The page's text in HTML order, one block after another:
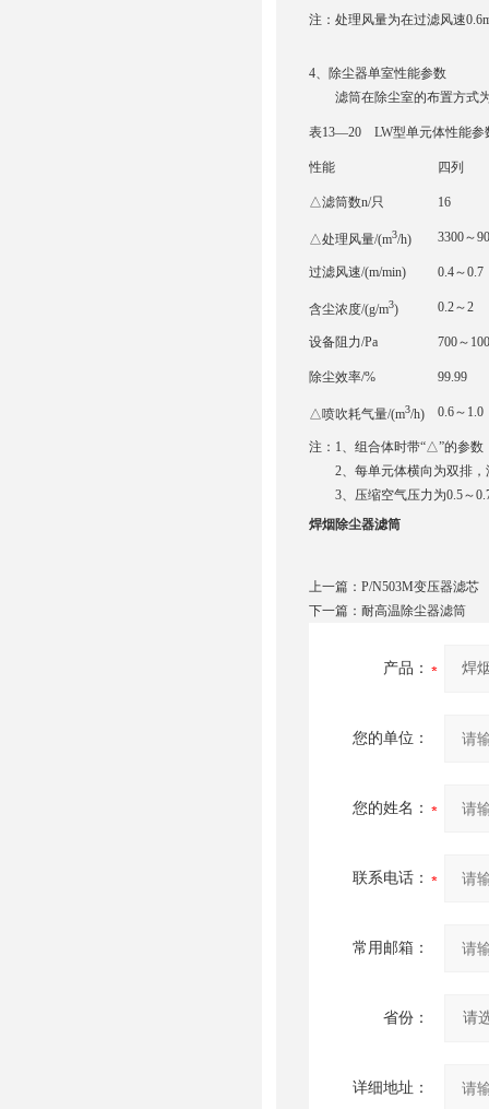
注：处理风量为在过滤风速
4、除尘器单室性能参数
滤筒在除尘室的布置方式为
表13—20 LW型单元体性能参
性能 四列
△滤筒数n/只 16
△处理风量/(m3/h) 3300～
过滤风速/(m/min) 0.4～0.7
含尘浓度/(g/m3) 0.2～2
设备阻力/Pa 700～
除尘效率/% 99.99
△喷吹耗气量/(m3/h) 0.6～1.0
注：1、组合体时带“△”的参数
2、每单元体横向为双排，
3、压缩空气压力为0.5～
焊烟除尘器滤筒
上一篇： P/N503M变压器滤芯
下一篇： 耐高温除尘器滤筒​
产品：
您的单位：
您的姓名：
联系电话：
常用邮箱：
省份：
详细地址：